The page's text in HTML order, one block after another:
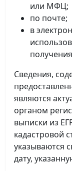
или МФЦ;
по почте;
в
Сведения,
являются
органом
выписки из
кадастровой
указываются
дату,